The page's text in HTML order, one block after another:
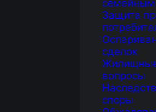
Защита
сделок
вопросы
споры